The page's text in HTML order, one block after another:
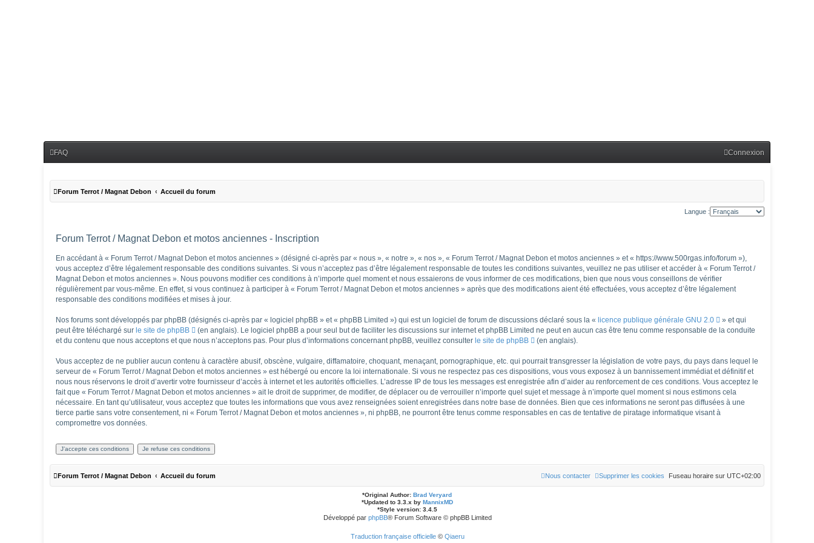
FAQ Connexion
Forum Terrot / Magnat Debon Accueil du forum
Langue :
Forum Terrot / Magnat Debon et motos anciennes - Inscription
En accédant à « Forum Terrot / Magnat Debon et motos anciennes » (désigné ci-après par « nous », « notre », « nos », « Forum Terrot / Magnat Debon et motos anciennes » et « https://www.500rgas.info/forum »),
vous acceptez d’être légalement responsable des conditions suivantes. Si vous n’acceptez pas d’être légalement responsable de toutes les conditions suivantes, veuillez ne pas utiliser et accéder à « Forum Terrot /
Magnat Debon et motos anciennes ». Nous pouvons modifier ces conditions à n’importe quel moment et nous essaierons de vous informer de ces modifications, bien que nous vous conseillons de vérifier
régulièrement par vous-même. En effet, si vous continuez à participer à « Forum Terrot / Magnat Debon et motos anciennes » après que des modifications aient été effectuées, vous acceptez d’être légalement
responsable des conditions modifiées et mises à jour.
Nos forums sont développés par phpBB (désignés ci-après par « logiciel phpBB » et « phpBB Limited ») qui est un logiciel de forum de discussions déclaré sous la « licence publique générale GNU 2.0
» et qui
peut être téléchargé sur le site de phpBB
(en anglais). Le logiciel phpBB a pour seul but de faciliter les discussions sur internet et phpBB Limited ne peut en aucun cas être tenu comme responsable de la conduite
et du contenu que nous acceptons et que nous n’acceptons pas. Pour plus d’informations concernant phpBB, veuillez consulter le site de phpBB (en anglais).
Vous acceptez de ne publier aucun contenu à caractère abusif, obscène, vulgaire, diffamatoire, choquant, menaçant, pornographique, etc. qui pourrait transgresser la législation de votre pays, du pays dans lequel le
serveur de « Forum Terrot / Magnat Debon et motos anciennes » est hébergé ou encore la loi internationale. Si vous ne respectez pas ces dispositions, vous vous exposez à un bannissement immédiat et définitif et
nous nous réservons le droit d’avertir votre fournisseur d’accès à internet et les autorités officielles. L’adresse IP de tous les messages est enregistrée afin d’aider au renforcement de ces conditions. Vous acceptez le
fait que « Forum Terrot / Magnat Debon et motos anciennes » ait le droit de supprimer, de modifier, de déplacer ou de verrouiller n’importe quel sujet et message à n’importe quel moment si nous estimons cela
nécessaire. En tant qu’utilisateur, vous acceptez que toutes les informations que vous avez renseignées soient enregistrées dans notre base de données. Bien que ces informations ne seront pas diffusées à une
tierce partie sans votre consentement, ni « Forum Terrot / Magnat Debon et motos anciennes », ni phpBB, ne pourront être tenus comme responsables en cas de tentative de piratage informatique visant à
compromettre vos données.
Forum Terrot / Magnat Debon Accueil du forum Fuseau horaire sur UTC+02:00
Supprimer les cookies
Nous contacter
*Original Author: Brad Veryard
*Updated to 3.3.x by MannixMD
*Style version: 3.4.5
Développé par phpBB® Forum Software © phpBB Limited
Traduction française officielle© Qiaeru